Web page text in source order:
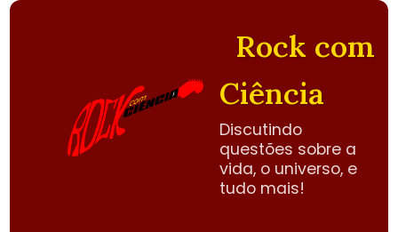
Rock com
Ciência
Discutindo
questões sobre a
vida, o universo, e
tudo mais!